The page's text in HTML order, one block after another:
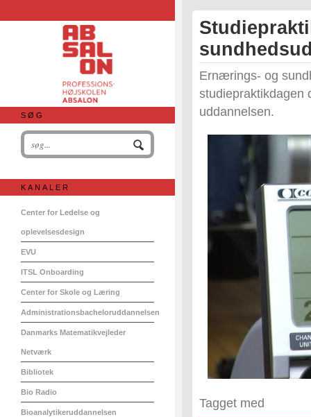
SØG
KANALER
Center for Ledelse og
oplevelsesdesign
EVU
ITSL Onboarding
Center for Skole og Læring
Administrationsbacheloruddannelsen
Danmarks Matematikvejleder
Netværk
Bibliotek
Bio Radio
Bioanalytikeruddannelsen
Ernærings- og
studiepraktikdagen
uddannelsen.
Tagget med